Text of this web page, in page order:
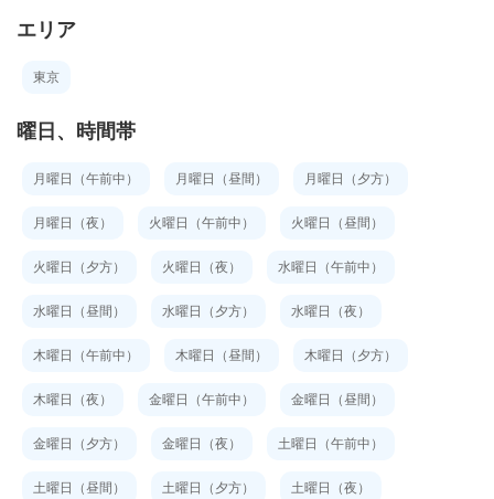
エリア
東京
曜日、時間帯
月曜日（午前中） 月曜日（昼間） 月曜日（夕方）
月曜日（夜） 火曜日（午前中） 火曜日（昼間）
火曜日（夕方） 火曜日（夜） 水曜日（午前中）
水曜日（昼間） 水曜日（夕方） 水曜日（夜）
木曜日（午前中） 木曜日（昼間） 木曜日（夕方）
木曜日（夜） 金曜日（午前中） 金曜日（昼間）
金曜日（夕方） 金曜日（夜） 土曜日（午前中）
土曜日（昼間） 土曜日（夕方） 土曜日（夜）